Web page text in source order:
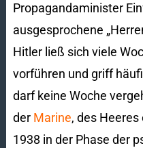
Propagandaminister
ausgesprochene
Hitler ließ sich viele
vorführen und griff
darf keine Woche
der Marine, des Heeres
1938 in der Phase der